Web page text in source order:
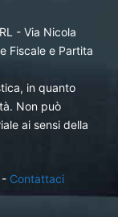
- Via Nicola
Fiscale e Partita
in quanto
Non può
ai sensi della
- Contattaci